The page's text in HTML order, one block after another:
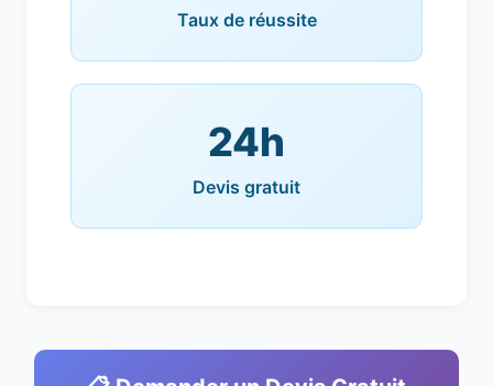
Taux de réussite
24h
Devis gratuit